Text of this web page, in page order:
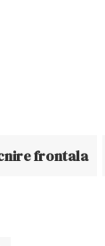
frontala